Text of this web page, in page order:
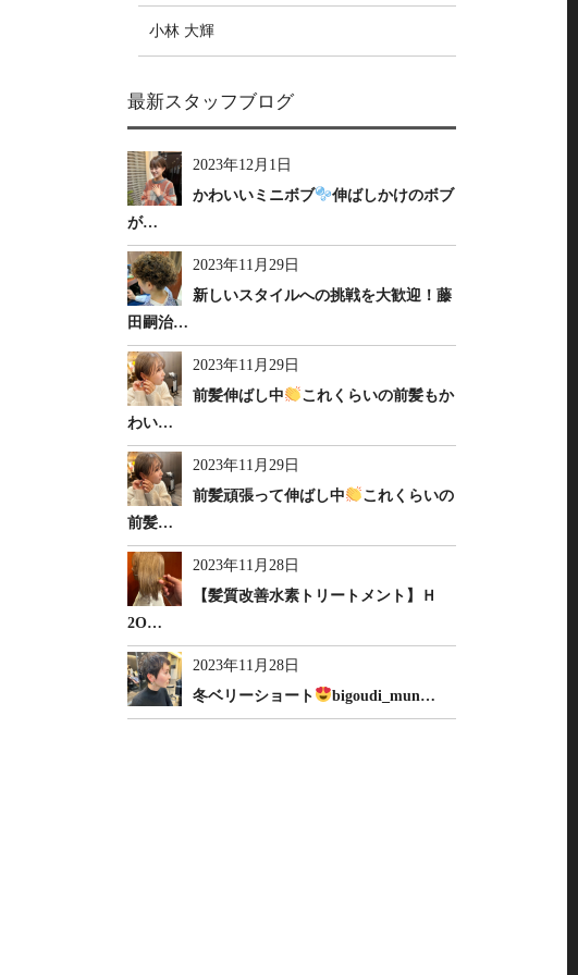
小林 大輝
最新スタッフブログ
2023年12月1日
かわいいミニボブ
伸ばしかけのボブ
が…
2023年11月29日
新しいスタイルへの挑戦を大歓迎！藤
田嗣治…
2023年11月29日
前髪伸ばし中
これくらいの前髪もか
わい…
2023年11月29日
前髪頑張って伸ばし中
これくらいの
前髪…
2023年11月28日
【髪質改善水素トリートメント】Ｈ
2O…
2023年11月28日
冬ベリーショート
bigoudi_mun…